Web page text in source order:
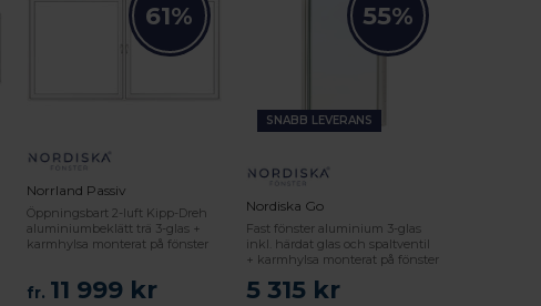
61%
Norrland Passiv
Öppningsbart 2-luft Kipp-Dreh
aluminiumbeklätt trä 3-glas +
karmhylsa monterat på fönster
fr. 11 999 kr
55%
SNABB LEVERANS
Nordiska Go
Fast fönster aluminium 3-glas
inkl. härdat glas och spaltventil
+ karmhylsa monterat på fönster
5 315 kr